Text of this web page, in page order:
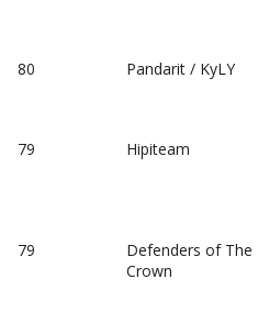
80 Pandarit / KyLY
79 Hipiteam
79
Defenders of The
Crown